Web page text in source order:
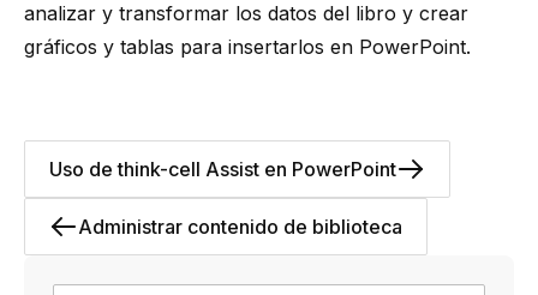
analizar y transformar los datos del libro y crear
gráficos y tablas para insertarlos en PowerPoint.
Administrar contenido de biblioteca
Uso de think-cell Assist en PowerPoint